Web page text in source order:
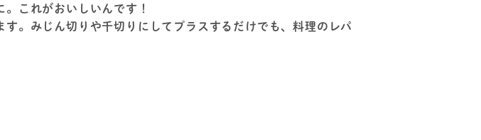
これがおいしいんです！
。みじん切りや千切りにしてプラスするだけでも、料理のレパ